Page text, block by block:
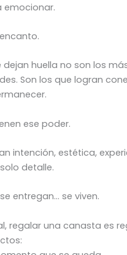
emocionar.
dejan huella no son los
Son los que logran
ese poder.
intención, estética,
detalle.
entregan… se viven.
regalar una canasta es